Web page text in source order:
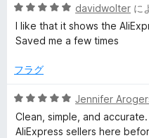
の
レ
ビ
ュ
評
価
5
段
階
5
評
価
davidwolter に
I like that it shows the
Saved me a few times
フラグ
5
段
階
Jennifer
Clean, simple, and
AliExpress sellers here